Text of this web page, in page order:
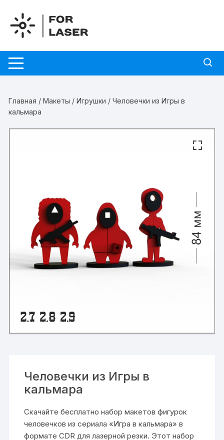
содержимому
Главная /Макеты /Игрушки / Человечки из Игры в
кальмара
Человечки из Игры в
кальмара
Скачайте бесплатно набор макетов фигурок
человечков из сериала «Игра в кальмара» в
формате CDR для лазерной резки. Этот набор